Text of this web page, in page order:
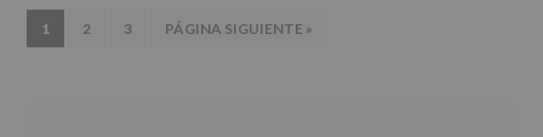
IR
A
1
IR
2
IR
3
IR
PÁGINA SIGUIENTE »